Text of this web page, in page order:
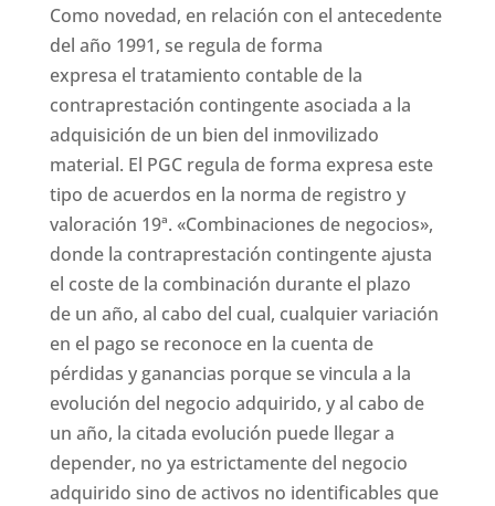
Como novedad, en relación con el antecedente
del año 1991, se regula de forma
expresa el tratamiento contable de la
contraprestación contingente asociada a la
adquisición de un bien del inmovilizado
material. El PGC regula de forma expresa este
tipo de acuerdos en la norma de registro y
valoración 19ª. «Combinaciones de negocios»,
donde la contraprestación contingente ajusta
el coste de la combinación durante el plazo
de un año, al cabo del cual, cualquier variación
en el pago se reconoce en la cuenta de
pérdidas y ganancias porque se vincula a la
evolución del negocio adquirido, y al cabo de
un año, la citada evolución puede llegar a
depender, no ya estrictamente del negocio
adquirido sino de activos no identificables que